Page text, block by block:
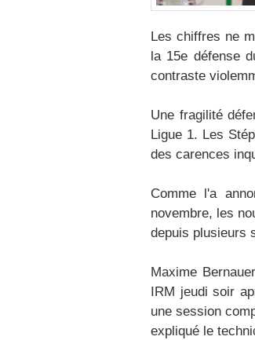
Les chiffres ne
la 15e défense
contraste
Une fragilité
Ligue 1. Les
des carences
Comme l'a
novembre, les
depuis plusieurs
Maxime
IRM jeudi soir
une session
expliqué le